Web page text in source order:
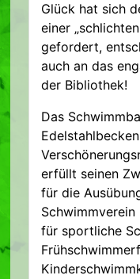
Glück hat sich
einer
gefordert,
auch an das
der Bibliothek!
Das
erfüllt seinen
für die
Schwimmverein
für sportliche